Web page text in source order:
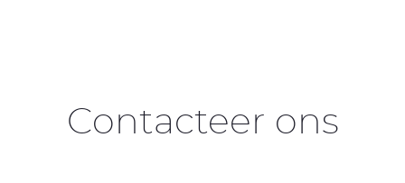
Contacteer ons